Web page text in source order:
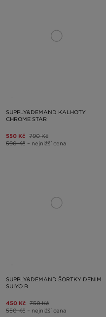
SUPPLY&DEMAND KALHOTY
CHROME STAR
550 Kč 790 Kč
590 Kč – nejnižší cena
SUPPLY&DEMAND ŠORTKY DENIM
SUIYO B
450 Kč 750 Kč
550 Kč – nejnižší cena